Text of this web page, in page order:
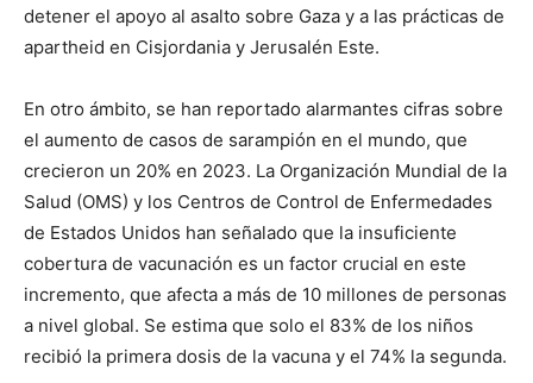
detener el apoyo al asalto sobre Gaza y a las prácticas de
apartheid en Cisjordania y Jerusalén Este.
En otro ámbito, se han reportado alarmantes cifras sobre
el aumento de casos de sarampión en el mundo, que
crecieron un 20% en 2023. La Organización Mundial de la
Salud (OMS) y los Centros de Control de Enfermedades
de Estados Unidos han señalado que la insuficiente
cobertura de vacunación es un factor crucial en este
incremento, que afecta a más de 10 millones de personas
a nivel global. Se estima que solo el 83% de los niños
recibió la primera dosis de la vacuna y el 74% la segunda.